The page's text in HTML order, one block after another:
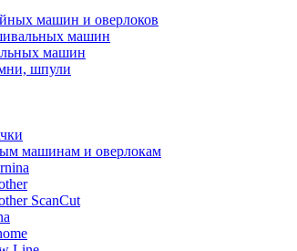
машин и оверлоков
машин
машин
шпули
машинам и оверлокам
ScanCut